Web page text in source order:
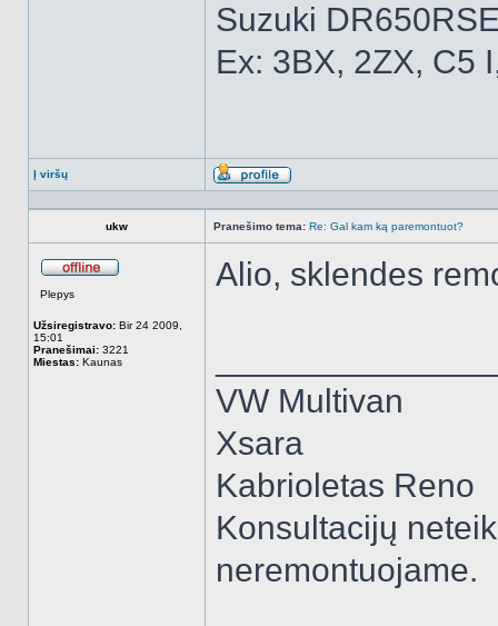
Suzuki
Ex: 3BX, 2ZX, C5
Į viršų
Aprašymas
ukw Pranešimo tema: Re: Gal kam ką paremontuot?
Plepys
Užsiregistravo: Bir 24 2009,
15:01
Pranešimai: 3221
Miestas: Kaunas
Alio, sklendes
VW Multivan
Xsara
Kabrioletas Reno
Konsultacijų
neremontuojame.